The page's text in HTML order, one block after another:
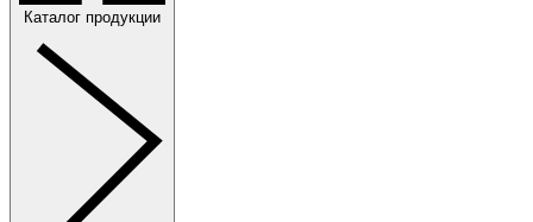
Каталог продукции